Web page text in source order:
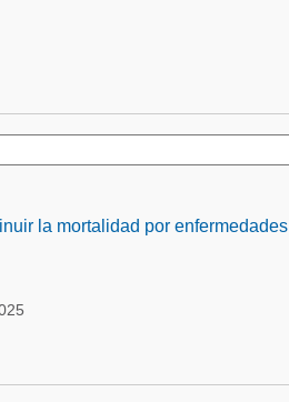
la mortalidad por enfermedades